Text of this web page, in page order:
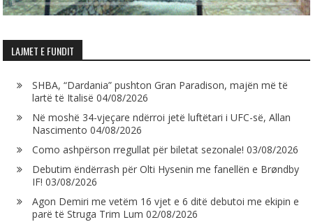
LAJMET E FUNDIT
SHBA, “Dardania” pushton Gran Paradison, majën më të
lartë të Italisë 04/08/2026
Në moshë 34-vjeçare ndërroi jetë luftëtari i UFC-së, Allan
Nascimento 04/08/2026
Como ashpërson rregullat për biletat sezonale! 03/08/2026
Debutim ëndërrash për Olti Hysenin me fanellën e Brøndby
IF! 03/08/2026
Agon Demiri me vetëm 16 vjet e 6 ditë debutoi me ekipin e
parë të Struga Trim Lum 02/08/2026